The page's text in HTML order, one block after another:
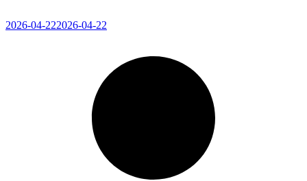
2026-04-222026-04-22